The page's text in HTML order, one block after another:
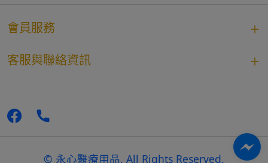
會員服務
客服與聯絡資訊
© 永心醫療用品, All Rights Reserved.